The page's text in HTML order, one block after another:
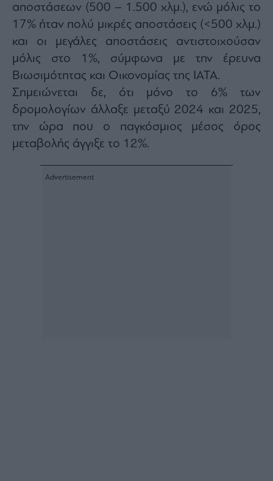
αποστάσεων (500 – 1.500 χλμ.), ενώ μόλις το
17% ήταν πολύ μικρές αποστάσεις (<500 χλμ.)
και οι μεγάλες αποστάσεις αντιστοιχούσαν
μόλις στο 1%, σύμφωνα με την έρευνα
Βιωσιμότητας και Οικονομίας της ΙΑΤΑ.
Σημειώνεται δε, ότι μόνο το 6% των
δρομολογίων άλλαξε μεταξύ 2024 και 2025,
την ώρα που ο παγκόσμιος μέσος όρος
μεταβολής άγγιξε το 12%.